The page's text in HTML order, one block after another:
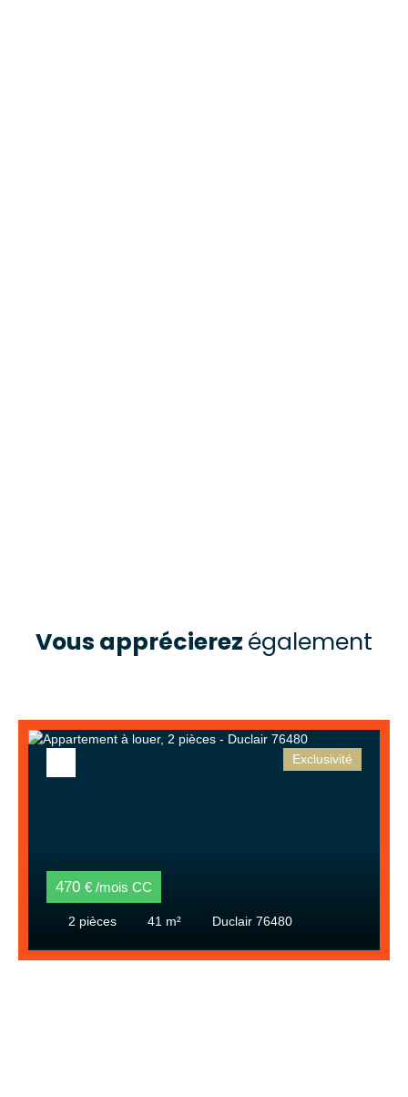
Vous apprécierez également
470 € /mois CC
2 pièces 41 m² Duclair 76480
Exclusivité